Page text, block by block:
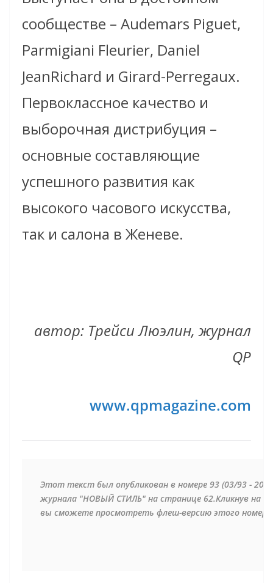
сообществе – Audemars Piguet,
Parmigiani Fleurier, Daniel
JeanRichard и Girard-Perregaux.
Первоклассное качество и
выборочная дистрибуция –
основные составляющие
успешного развития как
высокого часового искусства,
так и салона в Женеве.
автор: Трейси Люэлин, журнал
QP
www.qpmagazine.com
Этот текст был опубликован в номере 93 (03/93 -
журнала "НОВЫЙ СТИЛЬ" на странице 62.Кликнув на
вы сможете просмотреть флеш-версию этого номера